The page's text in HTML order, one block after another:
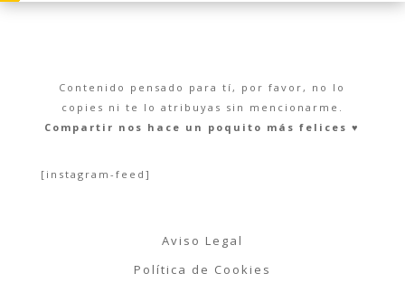
Contenido pensado para tí, por favor, no lo
copies ni te lo atribuyas sin mencionarme.
Compartir nos hace un poquito más felices ♥︎
[instagram-feed]
Aviso Legal
Política de Cookies